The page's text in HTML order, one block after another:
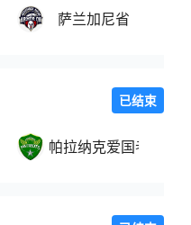
萨兰加尼省
帕拉纳克爱国者
已结束